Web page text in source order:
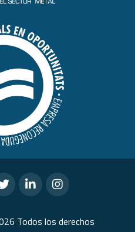
Todos los derechos